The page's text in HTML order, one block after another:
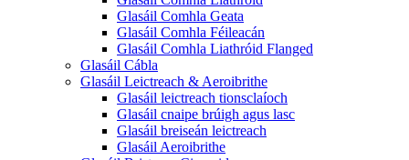
Glasáil Comhla Geata
Glasáil Comhla Féileacán
Glasáil Comhla Liathróid Flanged
Glasáil Cábla
Glasáil Leictreach & Aeroibrithe
Glasáil leictreach tionsclaíoch
Glasáil cnaipe brúigh agus lasc
Glasáil breiseán leictreach
Glasáil Aeroibrithe